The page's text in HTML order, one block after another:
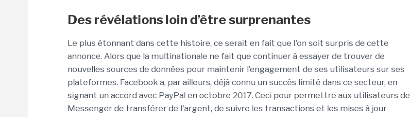
Des révélations loin d’être surprenantes
Le plus étonnant dans cette histoire, ce serait en fait que l'on soit surpris de cette
annonce. Alors que la multinationale ne fait que continuer à essayer de trouver de
nouvelles sources de données pour maintenir l’engagement de ses utilisateurs sur ses
plateformes. Facebook a, par ailleurs, déjà connu un succès limité dans ce secteur, en
signant un accord avec PayPal en octobre 2017. Ceci pour permettre aux utilisateurs de
Messenger de transférer de l'argent, de suivre les transactions et les mises à jour